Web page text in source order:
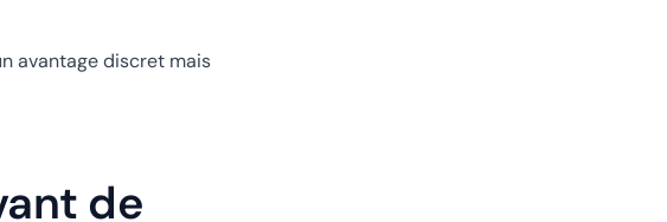
avantage discret mais
de